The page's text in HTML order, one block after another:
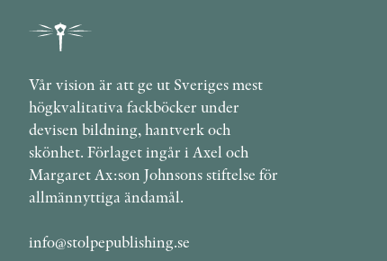
Vår vision är att ge ut Sveriges mest
högkvalitativa fackböcker under
devisen bildning, hantverk och
skönhet. Förlaget ingår i Axel och
Margaret Ax:son Johnsons stiftelse för
allmännyttiga ändamål.
info@stolpepublishing.se